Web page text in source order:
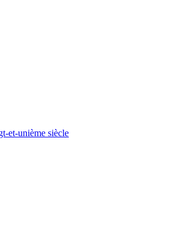
et-unième siècle